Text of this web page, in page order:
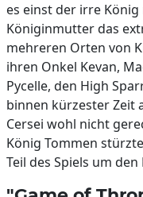
es einst der irre
Königinmutter das
mehreren Orten von
ihren Onkel Kevan,
Pycelle, den High
binnen kürzester Zeit
Cersei wohl nicht
König Tommen
Teil des Spiels um